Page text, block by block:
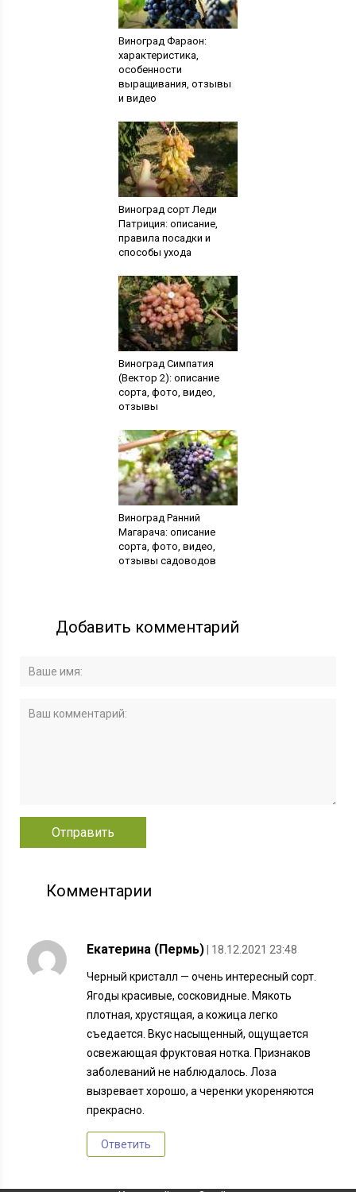
Виноград Фараон:
характеристика,
особенности
выращивания, отзывы
и видео
Виноград сорт Леди
Патриция: описание,
правила посадки и
способы ухода
Виноград Симпатия
(Вектор 2): описание
сорта, фото, видео,
отзывы
Виноград Ранний
Магарача: описание
сорта, фото, видео,
отзывы садоводов
Добавить комментарий
Комментарии
Екатерина (Пермь) | 18.12.2021 23:48
Черный кристалл — очень интересный сорт.
Ягоды красивые, сосковидные. Мякоть
плотная, хрустящая, а кожица легко
съедается. Вкус насыщенный, ощущается
освежающая фруктовая нотка. Признаков
заболеваний не наблюдалось. Лоза
вызревает хорошо, а черенки укореняются
прекрасно.
Ответить